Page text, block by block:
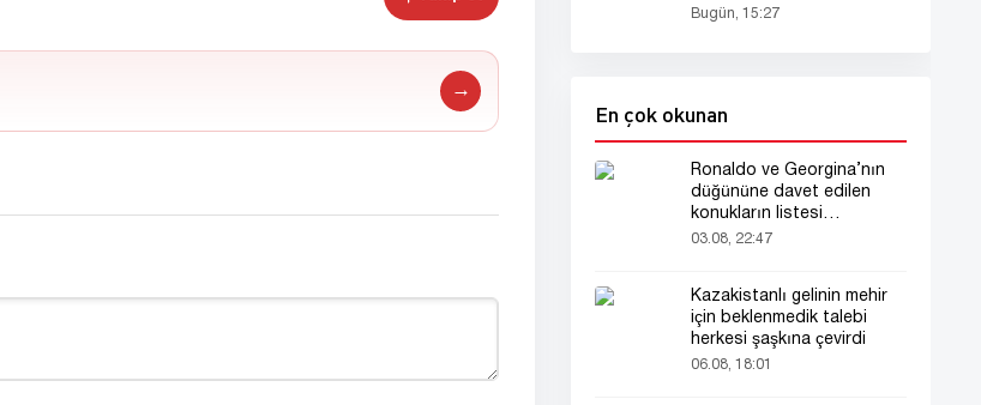
→
Bugün, 15:27
En çok okunan
Ronaldo ve Georgina’nın
düğününe davet edilen
konukların listesi
gündemde
03.08, 22:47
Kazakistanlı gelinin mehir
için beklenmedik talebi
herkesi şaşkına çevirdi
06.08, 18:01